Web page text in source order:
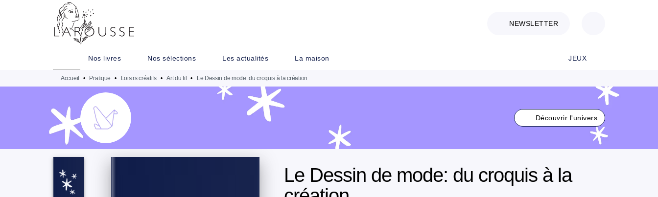
MENU
NEWSLETTER
Nos livres Nos sélections Les actualités La maison JEUX
Accueil • Pratique • Loisirs créatifs • Art du fil • Le Dessin de mode: du croquis à la création
Découvrir l'univers
Le Dessin de mode: du croquis à la